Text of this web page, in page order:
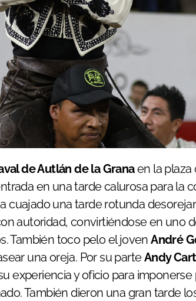
de Autlán de la Granaen la plaza
en una tarde calurosa para la
cuajado una tarde rotunda
autoridad, convirtiéndose en uno
También toco pelo el jovenAndré
una oreja. Por su parteAndy
experiencia y oficio para
También dieron una gran tarde